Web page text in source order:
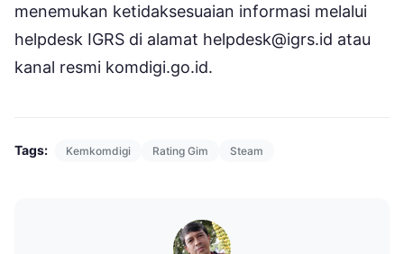
menemukan ketidaksesuaian informasi melalui
helpdesk IGRS di alamat helpdesk@igrs.id atau
kanal resmi komdigi.go.id.
Tags: Kemkomdigi Rating Gim Steam